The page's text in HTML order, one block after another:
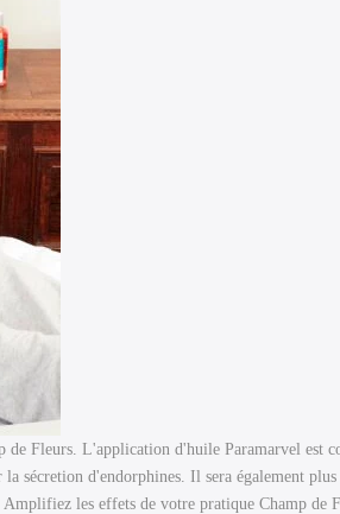
Fleurs. L'application d'huile Paramarvel est
sécretion d'endorphines. Il sera également
les effets de votre pratique Champ de